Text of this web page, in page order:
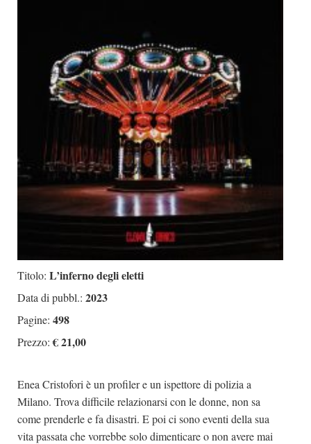
Giallo Stresa
Premio Chiara
Tabù Festival 2014
Salone di Torino
Marketing
Titolo: L’inferno degli eletti
Data di pubbl.: 2023
Pagine: 498
Prezzo:€ 21,00
Enea Cristofori è un profiler e un ispettore di polizia a
Milano. Trova difficile relazionarsi con le donne, non sa
come prenderle e fa disastri. E poi ci sono eventi della sua
vita passata che vorrebbe solo dimenticare o non avere mai